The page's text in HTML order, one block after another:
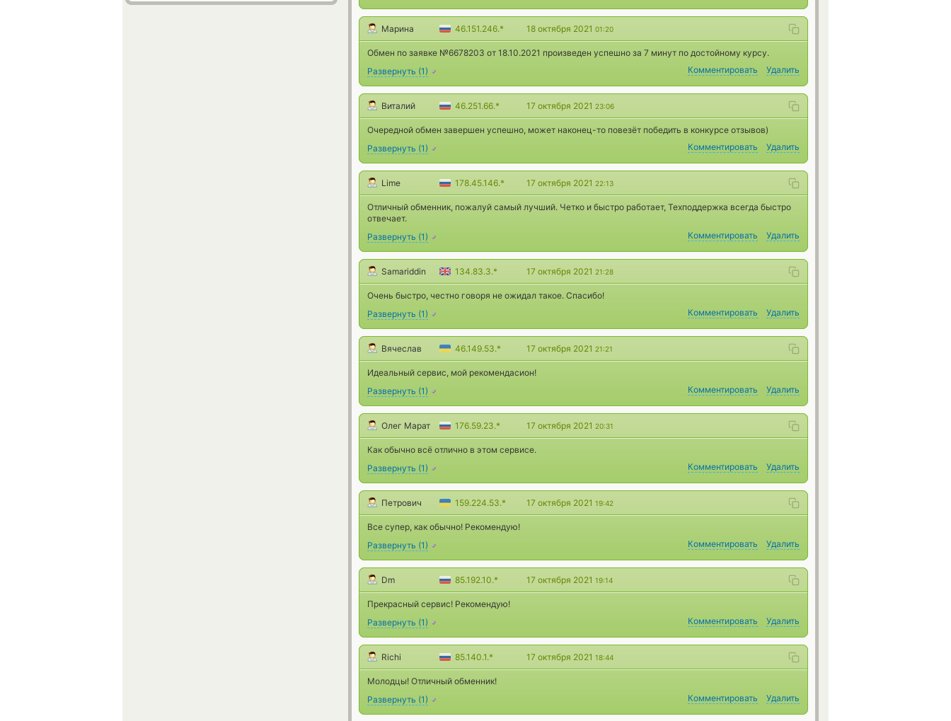
Марина 46.151.246.* 18 октября 2021 01:20
Обмен по заявке №6678203 от 18.10.2021 произведен успешно за 7 минут по достойному курсу.
Развернуть (1) Комментировать Удалить
Виталий 46.251.66.* 17 октября 2021 23:06
Очередной обмен завершен успешно, может наконец-то повезёт победить в конкурсе отзывов)
Развернуть (1) Комментировать Удалить
Lime 178.45.146.* 17 октября 2021 22:13
Отличный обменник, пожалуй самый лучший. Четко и быстро работает, Техподдержка всегда быстро
отвечает.
Развернуть (1) Комментировать Удалить
Samariddin 134.83.3.* 17 октября 2021 21:28
Очень быстро, честно говоря не ожидал такое. Спасибо!
Развернуть (1) Комментировать Удалить
Вячеслав 46.149.53.* 17 октября 2021 21:21
Идеальный сервис, мой рекомендасион!
Развернуть (1) Комментировать Удалить
Олег Марат 176.59.23.* 17 октября 2021 20:31
Как обычно всё отлично в этом сервисе.
Развернуть (1) Комментировать Удалить
Петрович 159.224.53.* 17 октября 2021 19:42
Все супер, как обычно! Рекомендую!
Развернуть (1) Комментировать Удалить
Dm 85.192.10.* 17 октября 2021 19:14
Прекрасный сервис! Рекомендую!
Развернуть (1) Комментировать Удалить
Richi 85.140.1.* 17 октября 2021 18:44
Молодцы! Отличный обменник!
Развернуть (1) Комментировать Удалить